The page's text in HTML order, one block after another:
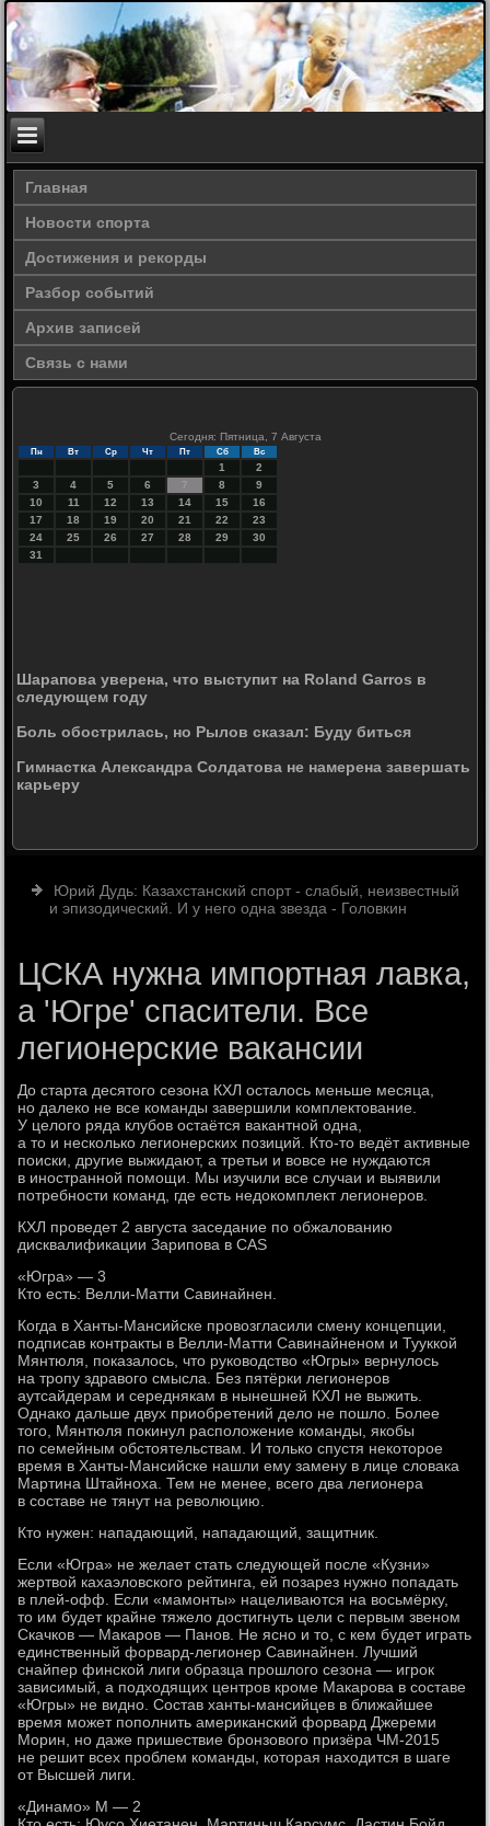
Главная
Новости спорта
Достижения и рекорды
Разбор событий
Архив записей
Связь с нами
Сегодня: Пятница, 7 Августа
Пн Вт Ср Чт Пт Сб Вс
1
2
3
4 5 6 7 8
9
10
11 12 13 14 15
16
17
18 19 20 21 22
23
24
25 26 27 28 29
30
31
Шарапова уверена, что выступит на Roland Garros в
следующем году
Боль обострилась, но Рылов сказал: Буду биться
Гимнастка Александра Солдатова не намерена завершать
карьеру
Юрий Дудь: Казахстанский спорт - слабый, неизвестный
и эпизодический. И у него одна звезда - Головкин
ЦСКА нужна импортная лавка,
а 'Югре' спасители. Все
легионерские вакансии
До старта десятого сезона КХЛ осталось меньше месяца,
но далеко не все команды завершили комплектование.
У целого ряда клубов остаётся вакантной одна,
а то и несколько легионерских позиций. Кто-то ведёт активные
поиски, другие выжидают, а третьи и вовсе не нуждаются
в иностранной помощи. Мы изучили все случаи и выявили
потребности команд, где есть недокомплект легионеров.
КХЛ проведет 2 августа заседание по обжалованию
дисквалификации Зарипова в CAS
«Югра» — 3
Кто есть: Велли-Матти Савинайнен.
Когда в Ханты-Мансийске провозгласили смену концепции,
подписав контракты в Велли-Матти Савинайненом и Тууккой
Мянтюля, показалось, что руководство «Югры» вернулось
на тропу здравого смысла. Без пятёрки легионеров
аутсайдерам и середнякам в нынешней КХЛ не выжить.
Однако дальше двух приобретений дело не пошло. Более
того, Мянтюля покинул расположение команды, якобы
по семейным обстоятельствам. И только спустя некоторое
время в Ханты-Мансийске нашли ему замену в лице словака
Мартина Штайноха. Тем не менее, всего два легионера
в составе не тянут на революцию.
Кто нужен: нападающий, нападающий, защитник.
Если «Югра» не желает стать следующей после «Кузни»
жертвой кахаэловского рейтинга, ей позарез нужно попадать
в плей-офф. Если «мамонты» нацеливаются на восьмёрку,
то им будет крайне тяжело достигнуть цели с первым звеном
Скачков — Макаров — Панов. Не ясно и то, с кем будет играть
единственный форвард-легионер Савинайнен. Лучший
снайпер финской лиги образца прошлого сезона — игрок
зависимый, а подходящих центров кроме Макарова в составе
«Югры» не видно. Состав ханты-мансийцев в ближайшее
время может пополнить американский форвард Джереми
Морин, но даже пришествие бронзового призёра ЧМ-2015
не решит всех проблем команды, которая находится в шаге
от Высшей лиги.
«Динамо» М — 2